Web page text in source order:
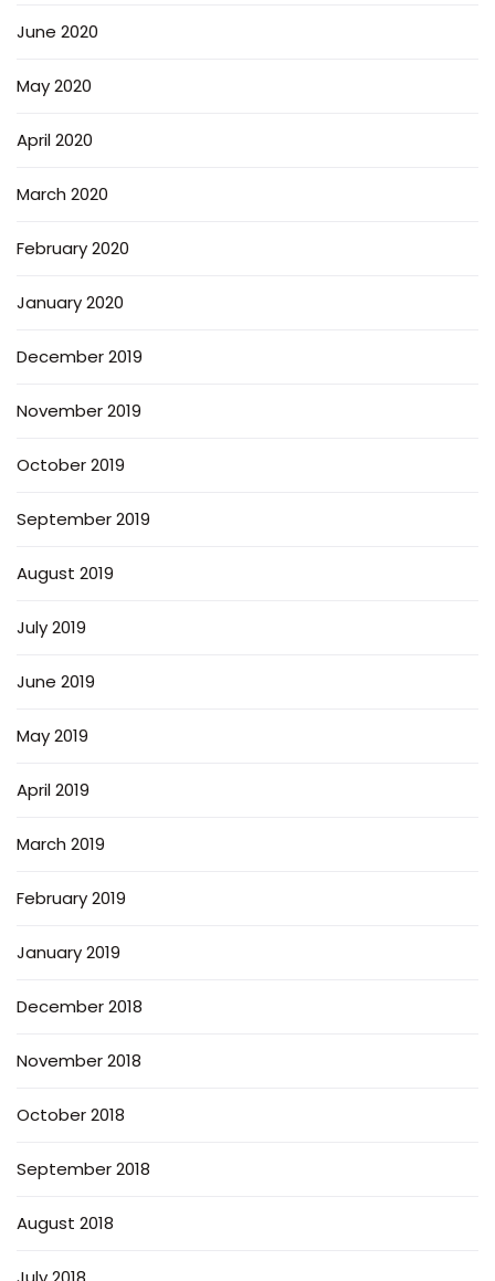
June 2020
May 2020
April 2020
March 2020
February 2020
January 2020
December 2019
November 2019
October 2019
September 2019
August 2019
July 2019
June 2019
May 2019
April 2019
March 2019
February 2019
January 2019
December 2018
November 2018
October 2018
September 2018
August 2018